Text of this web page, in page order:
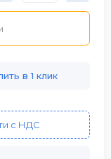
в 1 клик
с НДС